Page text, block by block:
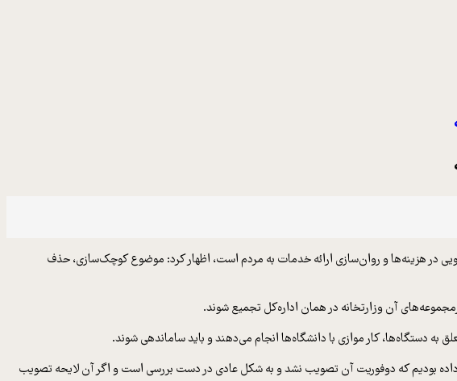
در هزینه‌ها و روان‌سازی ارائه خدمات به مردم است، اظهار کرد: موضوع کوچک‌سازی، حذف
آن وزارتخانه در همان اداره‌کل تجمیع شوند.
به دستگاه‌ها، کار موازی با دانشگاه‌ها انجام می‌دهند و باید ساماندهی شوند.
داده‌ بودیم که دوفوریت آن تصویب نشد و به شکل عادی در دست بررسی است و اگر آن لایحه تصویب